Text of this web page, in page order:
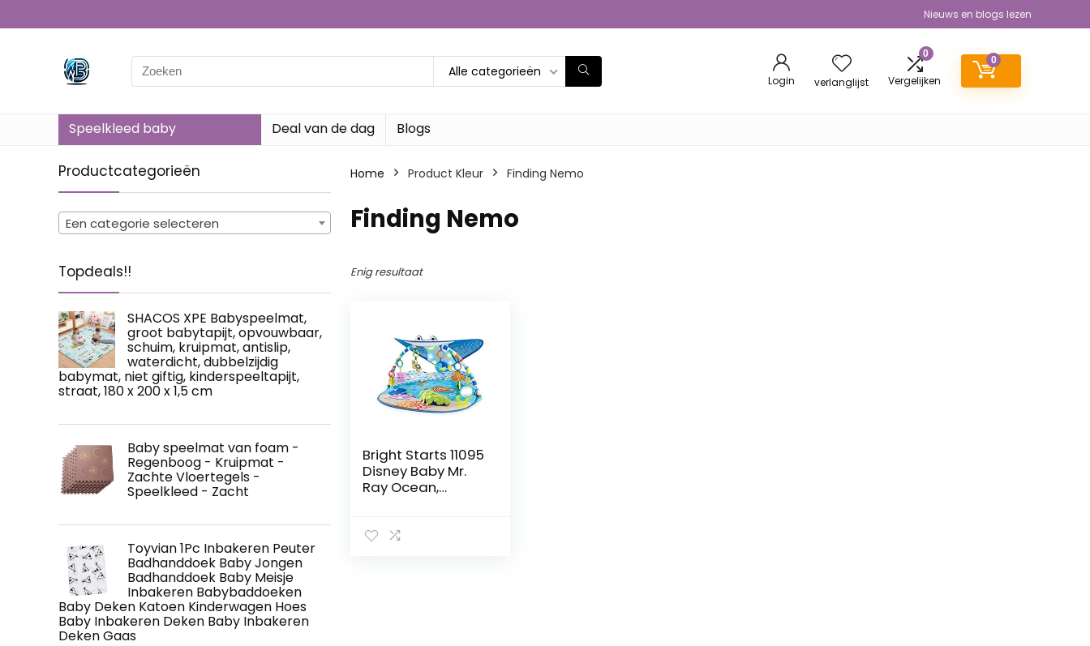
Nieuws en blogs lezen
Search
for:
Alle categorieën
Login verlanglijst
0
Vergelijken
0
Speelkleed baby Deal van de dag Blogs
Productcategorieën
Een categorie selecteren
Topdeals!!
SHACOS XPE Babyspeelmat,
groot babytapijt, opvouwbaar,
schuim, kruipmat, antislip,
waterdicht, dubbelzijdig
babymat, niet giftig, kinderspeeltapijt,
straat, 180 x 200 x 1,5 cm
Baby speelmat van foam -
Regenboog - Kruipmat -
Zachte Vloertegels -
Speelkleed - Zacht
Toyvian 1Pc Inbakeren Peuter
Badhanddoek Baby Jongen
Badhanddoek Baby Meisje
Inbakeren Babybaddoeken
Baby Deken Katoen Kinderwagen Hoes
Baby Inbakeren Deken Baby Inbakeren
Deken Gaas
Home Product Kleur ‎Finding Nemo
‎Finding Nemo
Enig resultaat
Bright Starts 11095
Disney Baby Mr.
Ray Ocean,
Speelboog,